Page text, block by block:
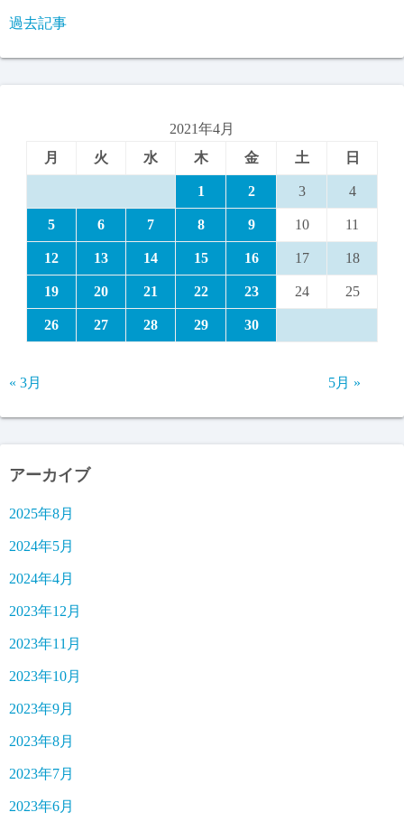
過去記事
2021年4月
月
火 水 木 金 土 日
1 2 3 4
5 6 7 8 9 10 11
12 13 14 15 16 17 18
19 20 21 22 23 24 25
26 27 28 29 30
« 3月 5月 »
アーカイブ
2025年8月
2024年5月
2024年4月
2023年12月
2023年11月
2023年10月
2023年9月
2023年8月
2023年7月
2023年6月